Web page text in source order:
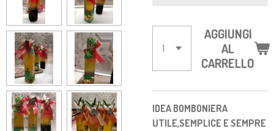
AGGIUNGI
AL
CARRELLO
IDEA BOMBONIERA
UTILE,SEMPLICE E SEMPRE